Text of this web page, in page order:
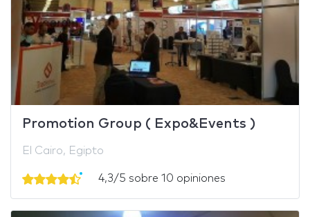
Promotion Group ( Expo&Events )
El Cairo, Egipto
4,3/5 sobre 10 opiniones